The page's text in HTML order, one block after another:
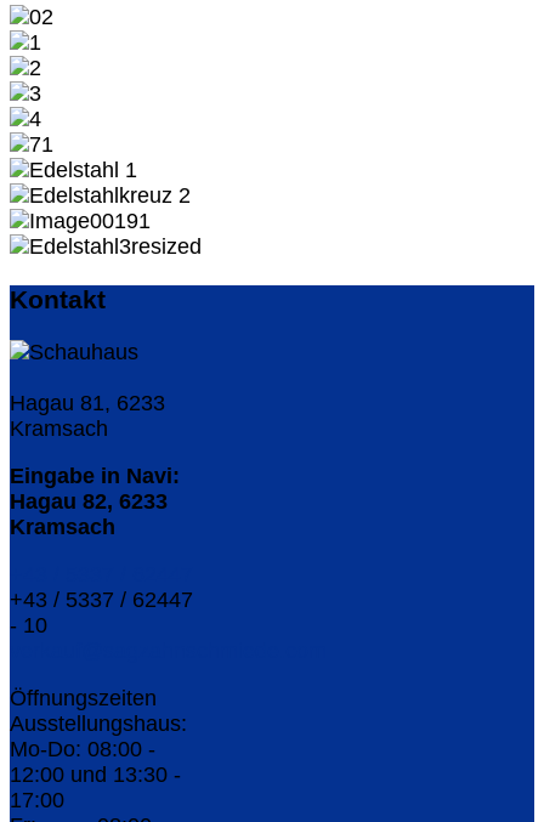
Kontakt
Hagau 81, 6233
Kramsach
Eingabe in Navi:
Hagau 82, 6233
Kramsach
+43 / 5337 / 62447
- 10
Öffnungszeiten
Ausstellungshaus:
Mo-Do: 08:00 -
12:00 und 13:30 -
17:00